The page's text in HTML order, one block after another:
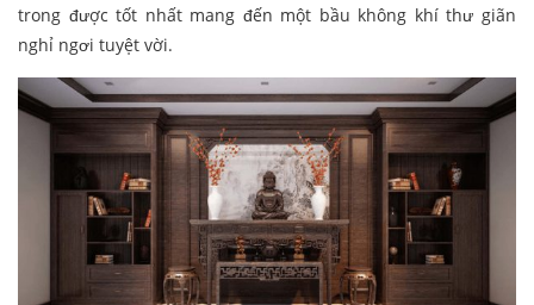
trong được tốt nhất mang đến một bầu không khí thư giãn
nghỉ ngơi tuyệt vời.